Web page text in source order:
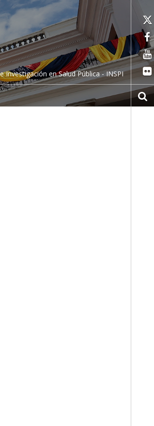
Investigación en Salud Pública - INSPI